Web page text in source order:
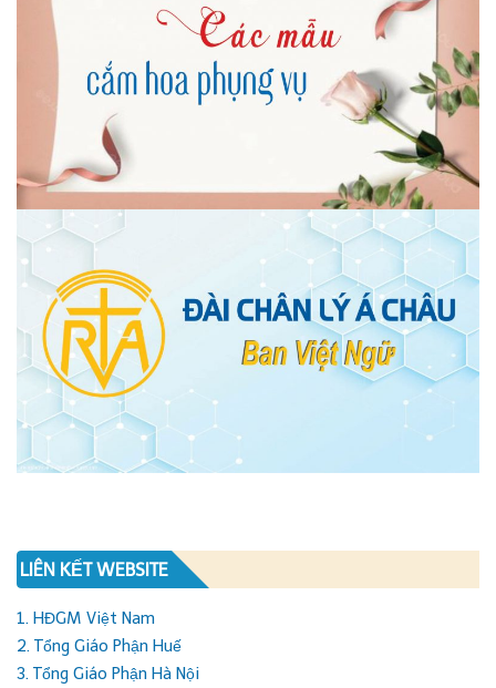
LIÊN KẾT WEBSITE
1. HĐGM Việt Nam
2. Tổng Giáo Phận Huế
3. Tổng Giáo Phận Hà Nội